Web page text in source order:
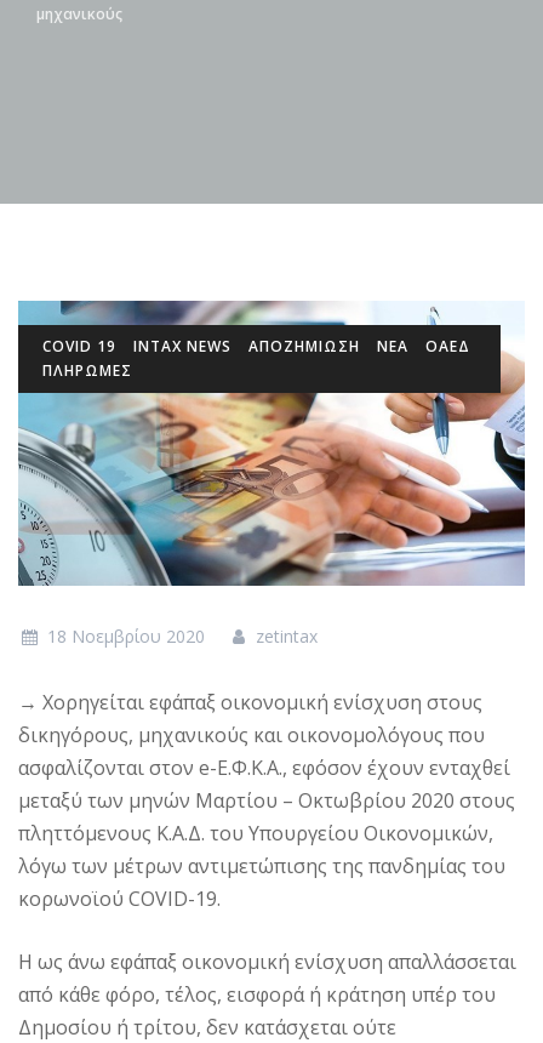
μηχανικούς
COVID 19 INTAX NEWS ΑΠΟΖΗΜΙΩΣΗ ΝΕΑ
ΟΑΕΔ
ΠΛΗΡΩΜΕΣ
18 Νοεμβρίου 2020 zetintax
→ Χορηγείται εφάπαξ οικονομική ενίσχυση στους
δικηγόρους, μηχανικούς και οικονομολόγους που
ασφαλίζονται στον e-Ε.Φ.Κ.Α., εφόσον έχουν ενταχθεί
μεταξύ των μηνών Μαρτίου – Οκτωβρίου 2020 στους
πληττόμενους Κ.Α.Δ. του Υπουργείου Οικονομικών,
λόγω των μέτρων αντιμετώπισης της πανδημίας του
κορωνοϊού COVID-19.
Η ως άνω εφάπαξ οικονομική ενίσχυση απαλλάσσεται
από κάθε φόρο, τέλος, εισφορά ή κράτηση υπέρ του
Δημοσίου ή τρίτου, δεν κατάσχεται ούτε